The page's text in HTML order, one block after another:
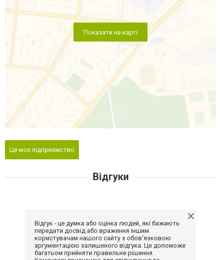
Показати на карті
Це моє підприємство
Відгуки
Відгук - це думка або оцінка людей, які бажають
передати досвід або враження іншим
користувачам нашого сайту з обов'язковою
аргументацією залишеного відгука. Це допоможе
багатьом прийняти правильне рішення.